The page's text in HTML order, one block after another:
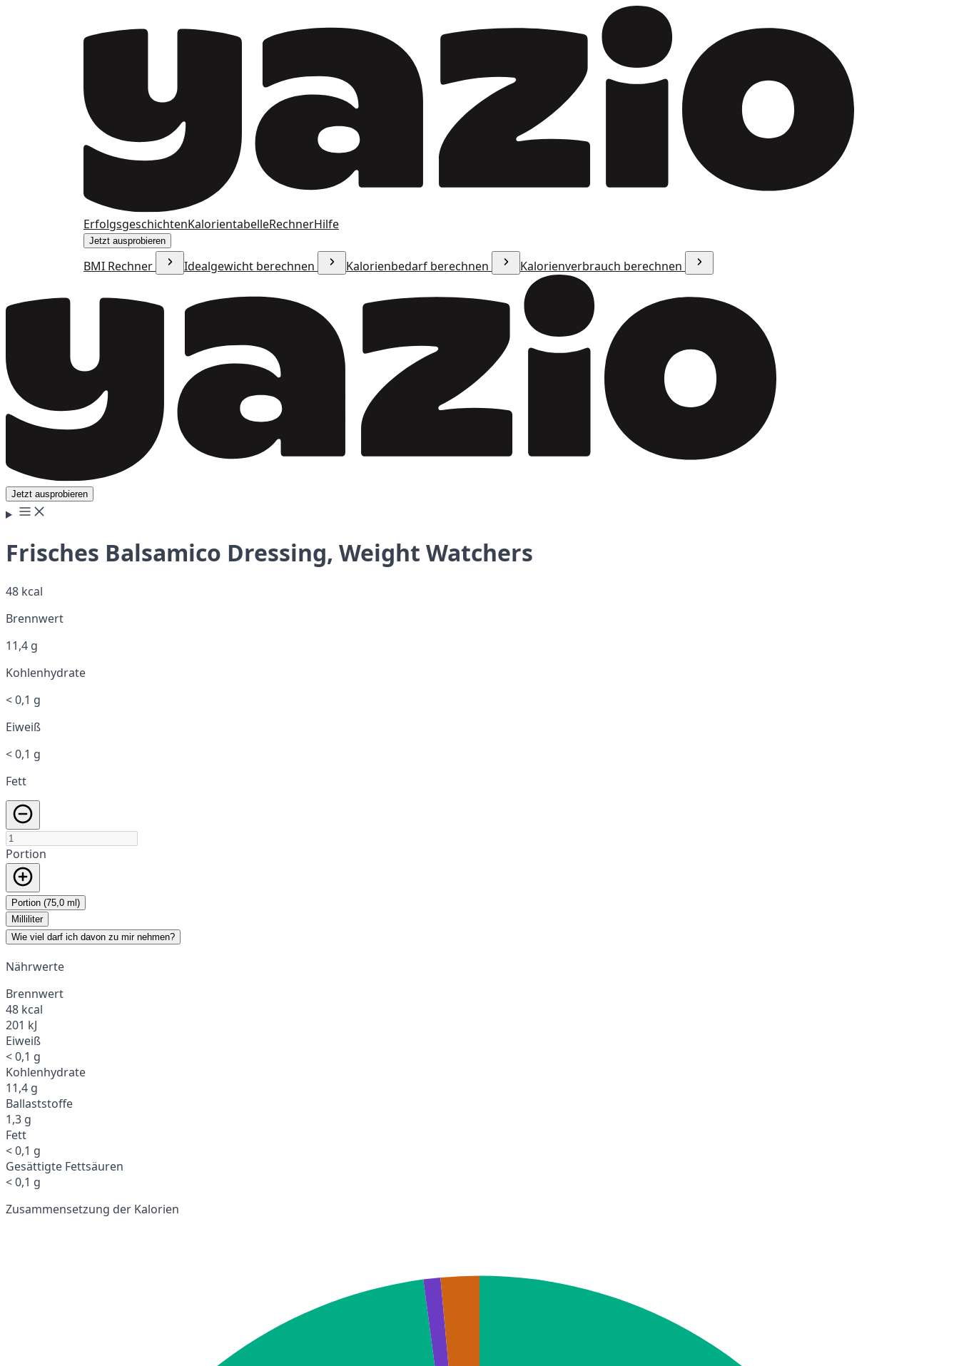
ErfolgsgeschichtenKalorientabelleRechnerHilfe
Jetzt ausprobieren
BMI Rechner Idealgewicht berechnen Kalorienbedarf berechnen Kalorienverbrauch berechnen
Jetzt ausprobieren
Frisches Balsamico Dressing, Weight Watchers
48 kcal
Brennwert
11,4 g
Kohlenhydrate
< 0,1 g
Eiweiß
< 0,1 g
Fett
Portion
Portion (75,0 ml)
Milliliter
Wie viel darf ich davon zu mir nehmen?
Nährwerte
Brennwert
48 kcal
201 kJ
Eiweiß
< 0,1 g
Kohlenhydrate
11,4 g
Ballaststoffe
1,3 g
Fett
< 0,1 g
Gesättigte Fettsäuren
< 0,1 g
Zusammensetzung der Kalorien